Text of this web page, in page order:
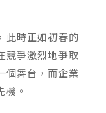
此時正如初春的
競爭激烈地爭取
個舞台，而企業
機。